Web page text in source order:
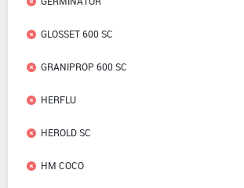
GLOSSET 600 SC
GRANIPROP 600 SC
HERFLU
HEROLD SC
HM COCO